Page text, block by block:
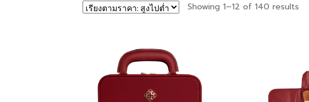
Showing 1–12 of 140 results